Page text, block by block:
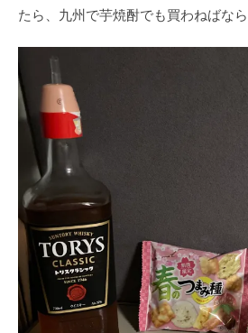
たら、九州で芋焼酎でも買わねばなら